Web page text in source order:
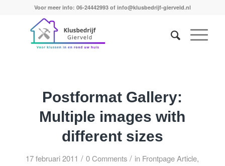
Voor meer info: 06-24442993 of info@klusbedrijf-gierveld.nl
Postformat Gallery:
Multiple images with
different sizes
17 februari 2011 / 0 Comments / in Frontpage Article,